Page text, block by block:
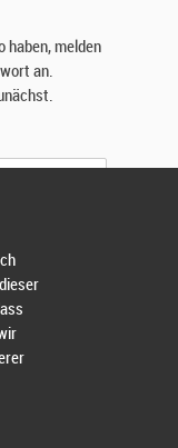
haben, melden
an.
Sie uns